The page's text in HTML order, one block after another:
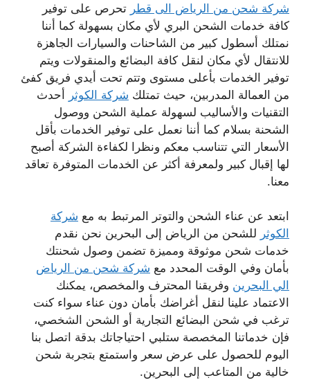
شركة شحن من الرياض الى قطر تحرص على توفير
كافة خدمات الشحن البري لأي مكان بسهولة كما أننا
نمتلك أسطول كبير من الشاحنات والسيارات الجاهزة
للانتقال لأي مكان لنقل كافة البضائع والمنقولات ويتم
توفير الخدمات بأعلى مستوى وتتم تحت أيدي فريق كفئ
من العمالة المدربين، حيث تمتلك شركة الكوثر أحدث
التقنيات والأساليب لسهولة عملية الشحن ووصول
الشحنة بسلام كما أننا نعمل على توفير الخدمات بأقل
الأسعار التي تتناسب معكم ونظرا لكفاءة الشركة أصبح
لها إقبال كبير ولمعرفة أكثر عن الخدمات المتوفرة تعاقد
معنا.
ابتعد عن عناء الشحن والتوتر المرتبط به مع شركة
الكوثر للشحن من الرياض إلى البحرين نحن نقدم
خدمات شحن موثوقة ومميزة تضمن وصول شحنتك
بأمان وفي الوقت المحدد مع شركة شحن من الرياض
الي البحرين وفريقنا المحترف والمخصص، يمكنك
الاعتماد علينا لنقل أغراضك بأمان دون عناء سواء كنت
ترغب في شحن البضائع التجارية أو الشحن الشخصي،
فإن خدماتنا المخصصة ستلبي احتياجاتك بدقة اتصل بنا
اليوم للحصول على عرض سعر واستمتع بتجربة شحن
خالية من المتاعب إلى البحرين.